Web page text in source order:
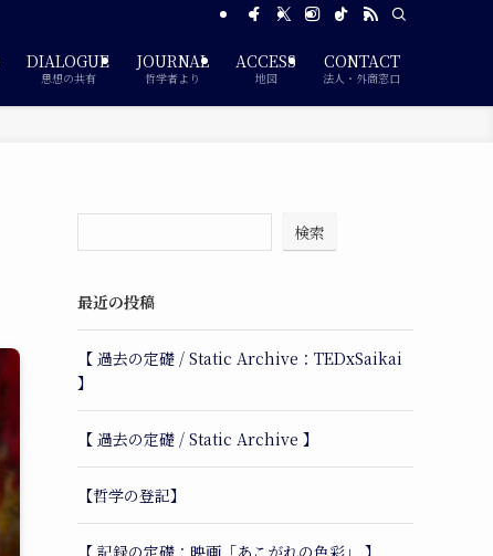
DIALOGUE
思想の共有
JOURNAL
哲学者より
ACCESS
地図
CONTACT
法人・外商窓口
検索
最近の投稿
【 過去の定礎 / Static Archive：TEDxSaikai
】
【 過去の定礎 / Static Archive 】
【哲学の登記】
【 記録の定礎：映画「あこがれの色彩」 】